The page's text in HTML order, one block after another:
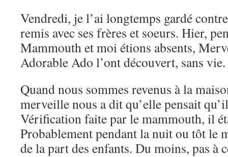
Vendredi, je l’ai longtemps gardé
remis avec ses frères et soeurs. Hier,
Mammouth et moi étions absents,
Adorable Ado l’ont découvert, sans vie.
Quand nous sommes revenus à la
merveille nous a dit qu’elle pensait
Vérification faite par le mammouth, il
Probablement pendant la nuit ou tôt le
de la part des enfants. Du moins, pas à